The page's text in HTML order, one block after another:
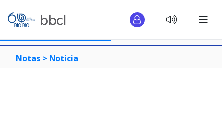
Notas > Noticia